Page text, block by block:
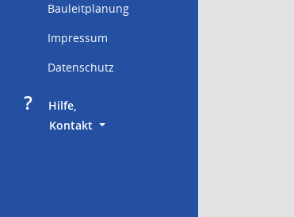
Bauleitplanung
Impressum
Datenschutz
?
     Hilfe,
Kontakt